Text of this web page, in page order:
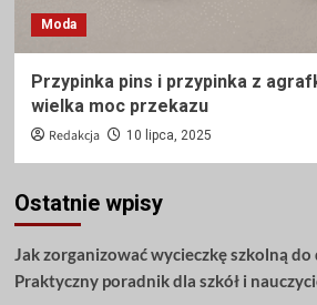
Moda
Przypinka pins i przypinka z
wielka moc przekazu
Redakcja 10 lipca, 2025
Ostatnie wpisy
Jak zorganizować wycieczkę szkolną do
Praktyczny poradnik dla szkół i